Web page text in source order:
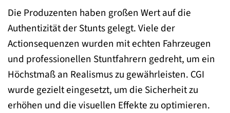
Die Produzenten haben großen Wert auf die
Authentizität der Stunts gelegt. Viele der
Actionsequenzen wurden mit echten Fahrzeugen
und professionellen Stuntfahrern gedreht, um ein
Höchstmaß an Realismus zu gewährleisten. CGI
wurde gezielt eingesetzt, um die Sicherheit zu
erhöhen und die visuellen Effekte zu optimieren.